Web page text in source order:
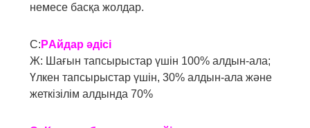
немесе басқа жолдар.
С: PАйдар әдісі
Ж: Шағын тапсырыстар үшін 100% алдын-ала;
Үлкен тапсырыстар үшін, 30% алдын-ала және
жеткізілім алдында 70%